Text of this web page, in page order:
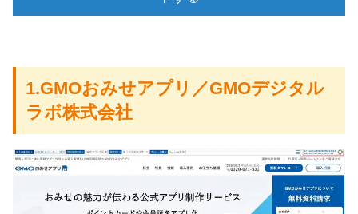
1.GMOおみせアプリ／GMOデジタル
ラボ株式会社